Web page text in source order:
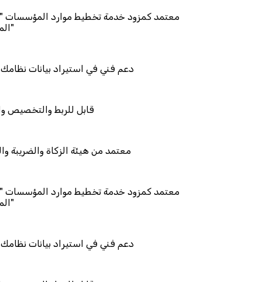
معتمد كمزود خدمة تخطيط
دعم فني في
قابل
معتمد من هيئة
معتمد كمزود خدمة تخطيط
دعم فني في